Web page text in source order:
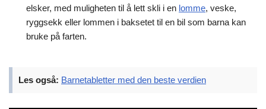
elsker, med muligheten til å lett skli i en lomme, veske,
ryggsekk eller lommen i baksetet til en bil som barna kan
bruke på farten.
Les også: Barnetabletter med den beste verdien